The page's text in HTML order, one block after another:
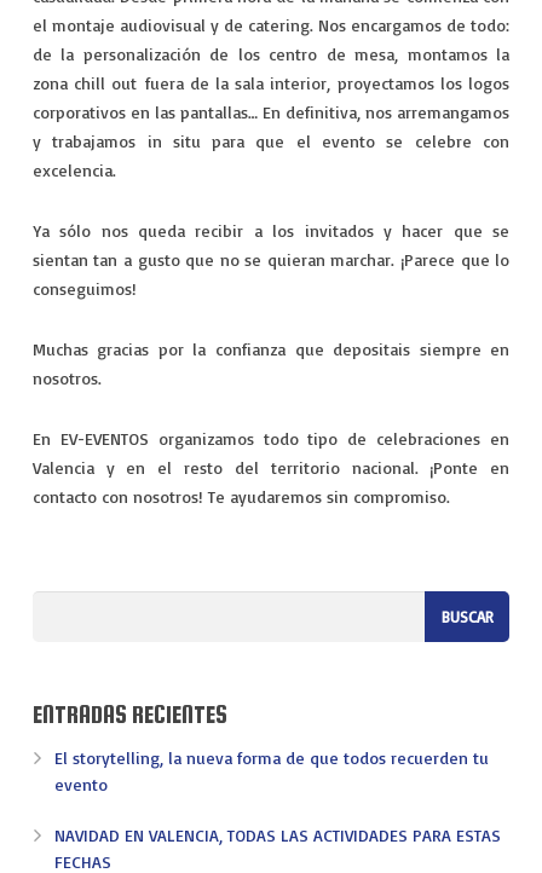
el montaje audiovisual y de catering. Nos encargamos de todo:
de la personalización de los centro de mesa, montamos la
zona chill out fuera de la sala interior, proyectamos los logos
corporativos en las pantallas… En definitiva, nos arremangamos
y trabajamos in situ para que el evento se celebre con
excelencia.
Ya sólo nos queda recibir a los invitados y hacer que se
sientan tan a gusto que no se quieran marchar. ¡Parece que lo
conseguimos!
Muchas gracias por la confianza que depositais siempre en
nosotros.
En EV-EVENTOS organizamos todo tipo de celebraciones en
Valencia y en el resto del territorio nacional. ¡Ponte en
contacto con nosotros! Te ayudaremos sin compromiso.
ENTRADAS RECIENTES
El storytelling, la nueva forma de que todos recuerden tu
evento
NAVIDAD EN VALENCIA, TODAS LAS ACTIVIDADES PARA ESTAS
FECHAS